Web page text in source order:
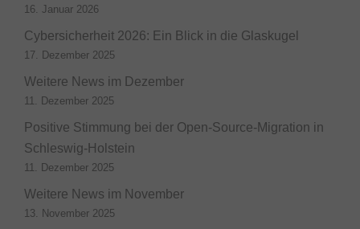
16. Januar 2026
Cybersicherheit 2026: Ein Blick in die Glaskugel
17. Dezember 2025
Weitere News im Dezember
11. Dezember 2025
Positive Stimmung bei der Open-Source-Migration in
Schleswig-Holstein
11. Dezember 2025
Weitere News im November
13. November 2025